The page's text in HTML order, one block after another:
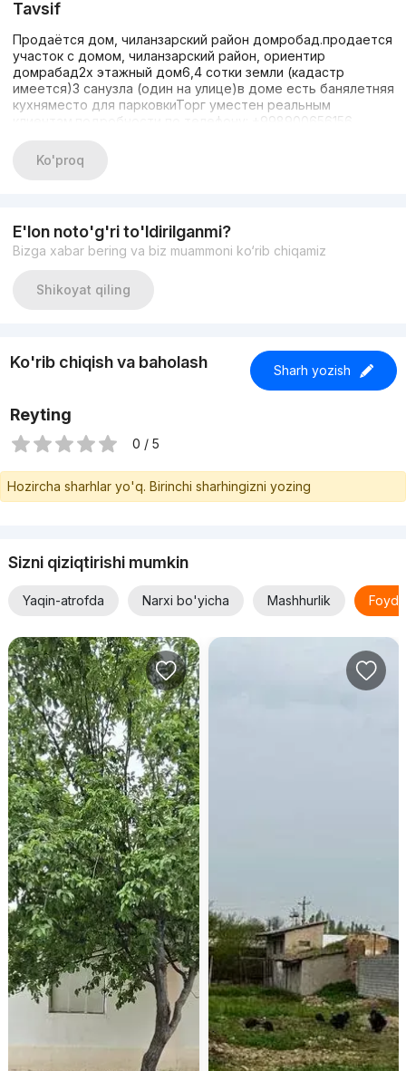
Tavsif
Продаётся дом, чиланзарский район домробад.продается
участок с домом, чиланзарский район, ориентир
домрабад2х этажный дом6,4 сотки земли (кадастр
имеется)3 санузла (один на улице)в доме есть банялетняя
кухняместо для парковкиТорг уместен реальным
клиентам.подробности по телефону: +998900656156
Ko'proq
E'lon noto'g'ri to'ldirilganmi?
Bizga xabar bering va biz muammoni ko‘rib chiqamiz
Shikoyat qiling
Ko'rib chiqish va baholash Sharh yozish
Reyting
0 / 5
Hozircha sharhlar yo'q. Birinchi sharhingizni yozing
Sizni qiziqtirishi mumkin
Yaqin-atrofda Narxi bo'yicha Mashhurlik